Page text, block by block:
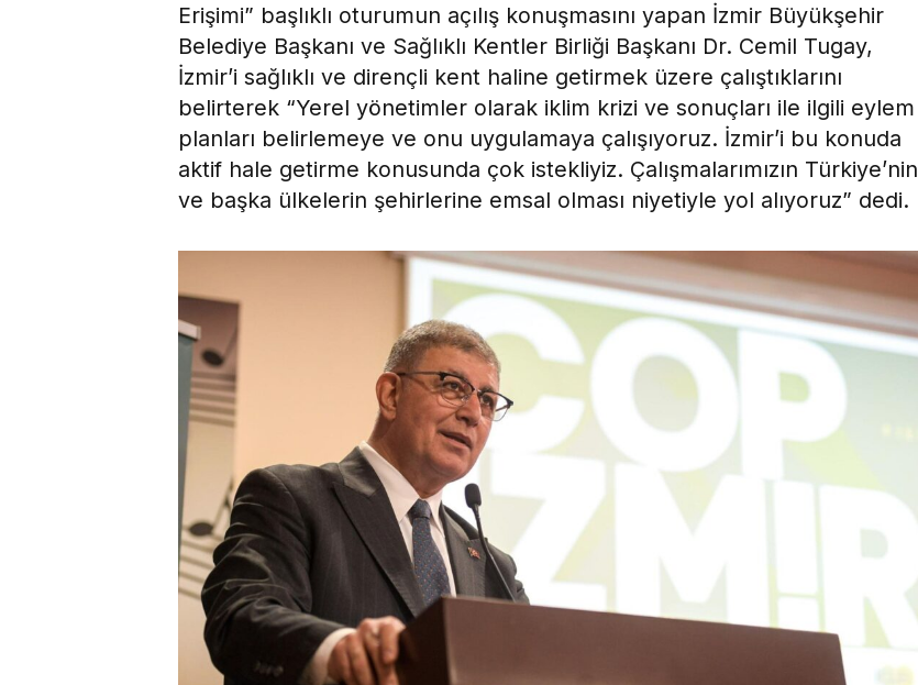
Erişimi” başlıklı oturumun açılış konuşmasını yapan İzmir Büyükşehir
Belediye Başkanı ve Sağlıklı Kentler Birliği Başkanı Dr. Cemil Tugay,
İzmir’i sağlıklı ve dirençli kent haline getirmek üzere çalıştıklarını
belirterek “Yerel yönetimler olarak iklim krizi ve sonuçları ile ilgili eylem
planları belirlemeye ve onu uygulamaya çalışıyoruz. İzmir’i bu konuda
aktif hale getirme konusunda çok istekliyiz. Çalışmalarımızın Türkiye’nin
ve başka ülkelerin şehirlerine emsal olması niyetiyle yol alıyoruz” dedi.